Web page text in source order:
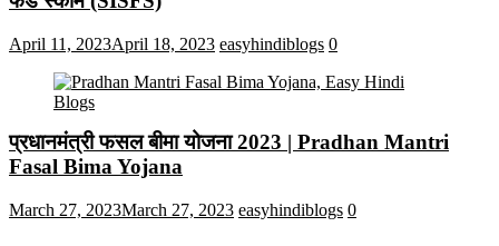
April 11, 2023April 18, 2023 easyhindiblogs 0
प्रधानमंत्री फसल बीमा योजना 2023 | Pradhan Mantri
Fasal Bima Yojana
March 27, 2023March 27, 2023 easyhindiblogs 0